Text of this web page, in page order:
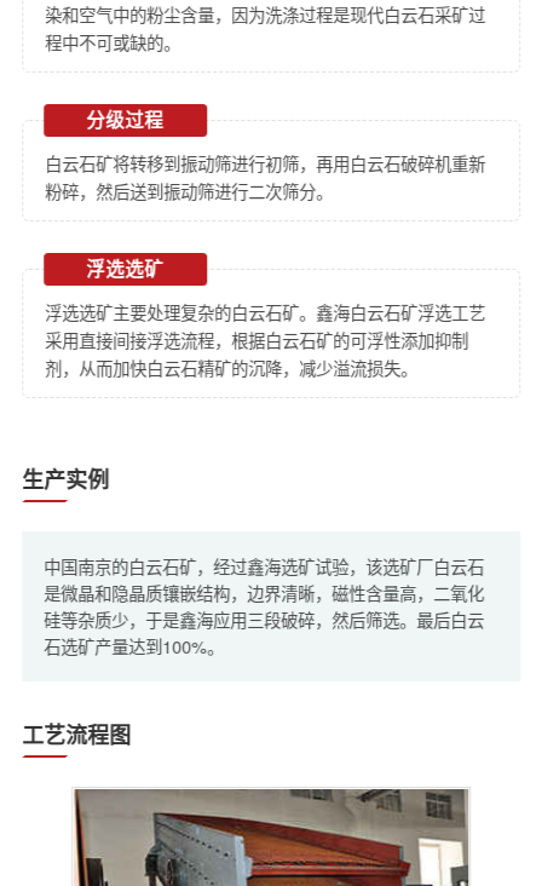
染和空气中的粉尘含量，因为洗涤过程是现代白云石采矿过
程中不可或缺的。
分级过程
白云石矿将转移到振动筛进行初筛，再用白云石破碎机重新
粉碎，然后送到振动筛进行二次筛分。
浮选选矿
浮选选矿主要处理复杂的白云石矿。鑫海白云石矿浮选工艺
采用直接间接浮选流程，根据白云石矿的可浮性添加抑制
剂，从而加快白云石精矿的沉降，减少溢流损失。
生产实例
中国南京的白云石矿，经过鑫海选矿试验，该选矿厂白云石
是微晶和隐晶质镶嵌结构，边界清晰，磁性含量高，二氧化
硅等杂质少，于是鑫海应用三段破碎，然后筛选。最后白云
石选矿产量达到100%。
工艺流程图